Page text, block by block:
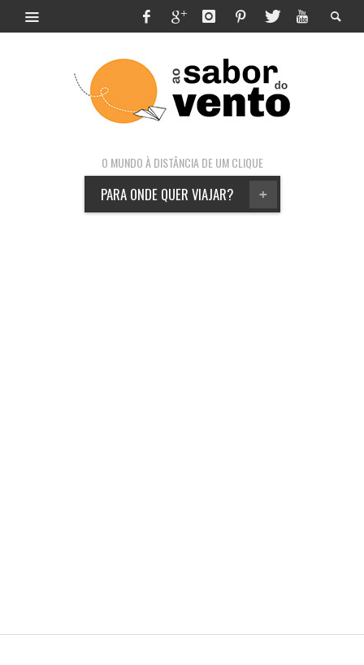
O MUNDO À DISTÂNCIA DE UM CLIQUE
+
PARA ONDE QUER VIAJAR?